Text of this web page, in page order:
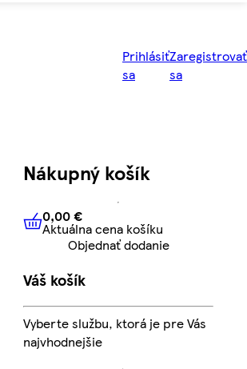
Prihlásiť
sa
Zaregistrovať
sa
Nákupný košík
0,00 € Aktuálna cena košíku
0,00 €
Aktuálna cena košíku
Objednať dodanie
Váš košík
Vyberte službu, ktorá je pre Vás
najvhodnejšie